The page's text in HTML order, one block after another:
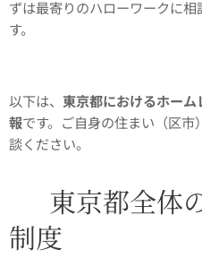
ずは最寄りのハローワークに
す。
以下は、 東京都におけるホー
報です。ご自身の住まい（区
談ください。
🏢 東京都全体
制度